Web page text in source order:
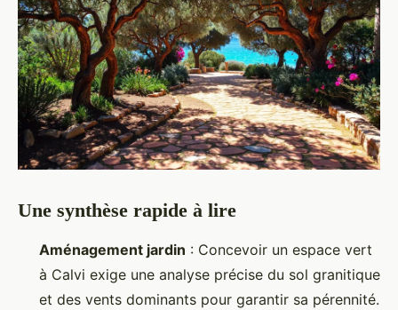
Une synthèse rapide à lire
Aménagement jardin : Concevoir un espace vert
à Calvi exige une analyse précise du sol granitique
et des vents dominants pour garantir sa pérennité.